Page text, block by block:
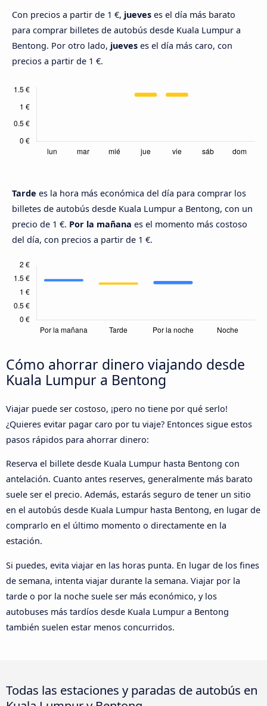
Con precios a partir de 1 €, jueves es el día más barato
para comprar billetes de autobús desde Kuala Lumpur a
Bentong. Por otro lado, jueves es el día más caro, con
precios a partir de 1 €.
Tarde es la hora más económica del día para comprar los
billetes de autobús desde Kuala Lumpur a Bentong, con un
precio de 1 €. Por la mañana es el momento más costoso
del día, con precios a partir de 1 €.
Cómo ahorrar dinero viajando desde
Kuala Lumpur a Bentong
Viajar puede ser costoso, ¡pero no tiene por qué serlo!
¿Quieres evitar pagar caro por tu viaje? Entonces sigue estos
pasos rápidos para ahorrar dinero:
Reserva el billete desde Kuala Lumpur hasta Bentong con
antelación. Cuanto antes reserves, generalmente más barato
suele ser el precio. Además, estarás seguro de tener un sitio
en el autobús desde Kuala Lumpur hasta Bentong, en lugar de
comprarlo en el último momento o directamente en la
estación.
Si puedes, evita viajar en las horas punta. En lugar de los fines
de semana, intenta viajar durante la semana. Viajar por la
tarde o por la noche suele ser más económico, y los
autobuses más tardíos desde Kuala Lumpur a Bentong
también suelen estar menos concurridos.
Todas las estaciones y paradas de autobús en